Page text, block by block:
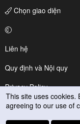
Chọn giao diện
Liên hệ
Quy định và Nội quy
Privacy Policy
Trợ giúp
This site uses cookies.
agreeing to our use of